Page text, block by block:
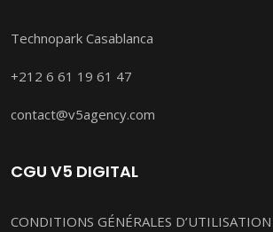
Technopark Casablanca
+212 6 61 19 61 47
contact@v5agency.com
CGU V5 DIGITAL
CONDITIONS GÉNÉRALES D’UTILISATION